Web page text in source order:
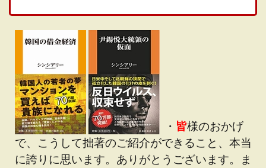
・ 皆様のおかげ
で、こうして拙著のご紹介ができること、本当
に誇りに思います。ありがとうございます。ま